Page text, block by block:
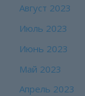
Август 2023
Июль 2023
Июнь 2023
Май 2023
Апрель 2023